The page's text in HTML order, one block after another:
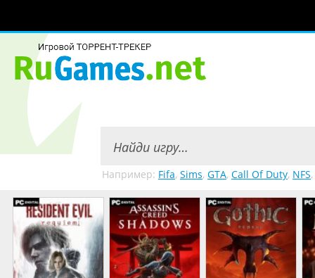
Например: Fifa, Sims, GTA, Call Of Duty, NFS,